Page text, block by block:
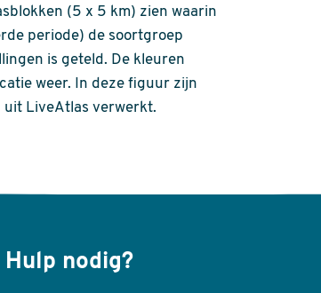
(5 x 5 km) zien waarin
periode) de soortgroep
is geteld. De kleuren
weer. In deze figuur zijn
uit LiveAtlas verwerkt.
Hulp nodig?